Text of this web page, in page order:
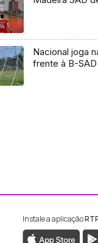
Nacional joga
frente à B-
RTP
da RTP
Instale a aplicação